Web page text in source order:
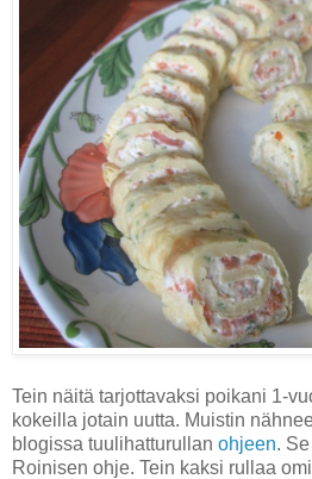
Tein näitä tarjottavaksi poikani 1-
kokeilla jotain uutta. Muistin
blogissa tuulihatturullan ohjeen.
Roinisen ohje. Tein kaksi rullaa